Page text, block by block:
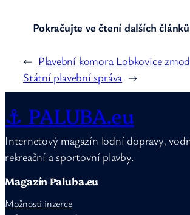
Pokračujte ve čtení dalších
← Plavební komora Lobkovice
Státní plavební správa →
⚓ PALUBA.eu
Internetový magazín lodní dopravy,
rekreační a sportovní plavby.
Magazín Paluba.eu
Možnosti inzerce